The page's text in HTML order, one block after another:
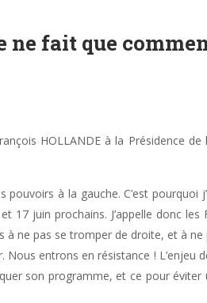
ne fait que
HOLLANDE à la Présidence
à la gauche. C’est
17 juin prochains. J’appelle donc
à ne pas se tromper de droite, et à
entrons en résistance !
son programme, et ce pour